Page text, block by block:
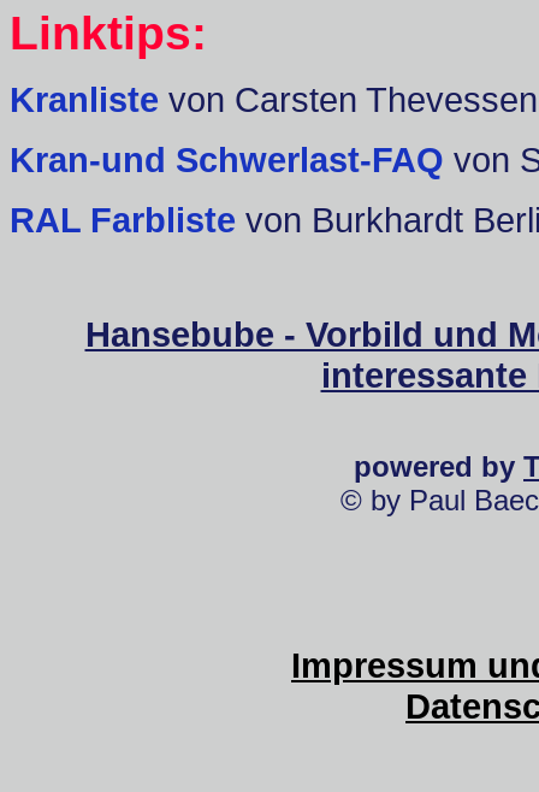
Linktips:
Kranliste von Carsten Thevessen
Kran-und Schwerlast-FAQ von
RAL Farbliste von Burkhardt
Hansebube - Vorbild und
powered by
© by Paul
Impressum